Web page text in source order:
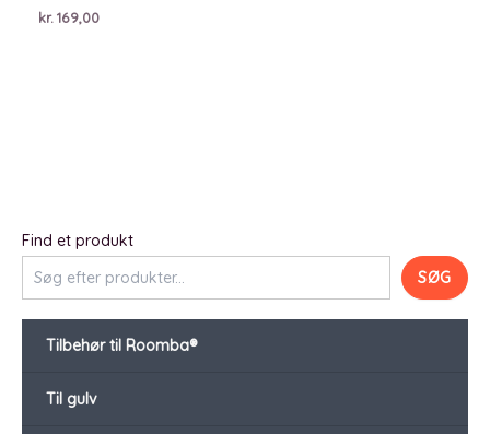
Find et produkt
SØG
Tilbehør til Roomba®
Til gulv
kr. 169,00